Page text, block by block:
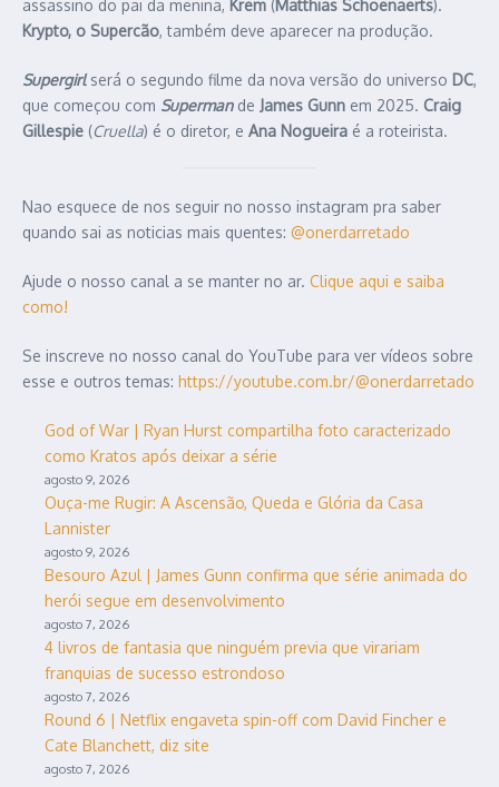
assassino do pai da menina, Krem (Matthias Schoenaerts).
Krypto, o Supercão, também deve aparecer na produção.
Supergirlserá o segundo filme da nova versão do universo DC,
que começou com Supermande James Gunn em 2025. Craig
Gillespie (Cruella) é o diretor, e Ana Nogueira é a roteirista.
Nao esquece de nos seguir no nosso instagram pra saber
quando sai as noticias mais quentes: @onerdarretado
Ajude o nosso canal a se manter no ar. Clique aqui e saiba
como!
Se inscreve no nosso canal do YouTube para ver vídeos sobre
esse e outros temas: https://youtube.com.br/@onerdarretado
God of War | Ryan Hurst compartilha foto caracterizado
como Kratos após deixar a série
agosto 9, 2026
Ouça-me Rugir: A Ascensão, Queda e Glória da Casa
Lannister
agosto 9, 2026
Besouro Azul | James Gunn confirma que série animada do
herói segue em desenvolvimento
agosto 7, 2026
4 livros de fantasia que ninguém previa que virariam
franquias de sucesso estrondoso
agosto 7, 2026
Round 6 | Netflix engaveta spin-off com David Fincher e
Cate Blanchett, diz site
agosto 7, 2026